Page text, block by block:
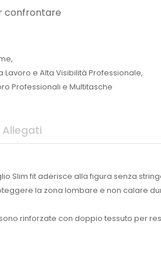
confrontare
,
e Alta Visibilità Professionale,
Professionali e Multitasche
Slim fit aderisce alla figura senza
la zona lombare e non calare
rinforzate con doppio tessuto per